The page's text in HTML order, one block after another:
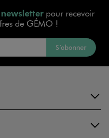
pour recevoir
de GÉMO !
S’abonner